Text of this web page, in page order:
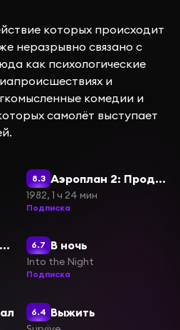
которых происходит
неразрывно связано с
как психологические
и
комедии и
самолёт выступает
8.3 Аэроплан 2: Продолжение
1982, 1 ч 24 мин
Подписка
Властелины воздуха 6.7 В ночь
Into the Night
Подписка
6.4 Выжить